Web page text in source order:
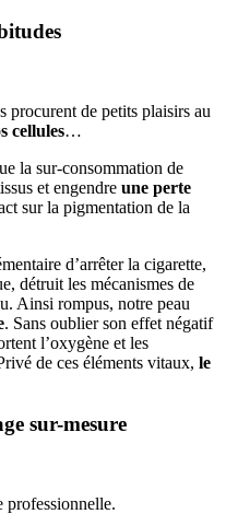
procurent de petits plaisirs au
cellules…
la sur-consommation de
et engendre une perte
sur la pigmentation de la
d’arrêter la cigarette,
détruit les mécanismes de
Ainsi rompus, notre peau
. Sans oublier son effet négatif
l’oxygène et les
de ces éléments vitaux, le
sur-mesure
professionnelle.